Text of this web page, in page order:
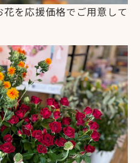
を応援価格でご用意して